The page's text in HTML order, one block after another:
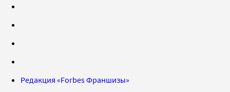
Редакция «Forbes Франшизы»